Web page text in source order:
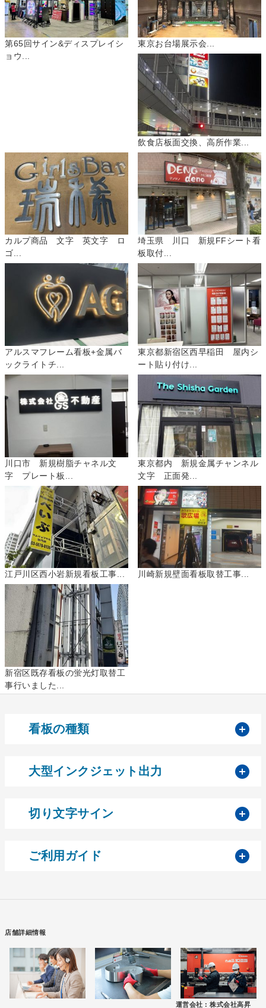
第65回サイン&ディスプレイシ
ョウ...
東京お台場展示会...
飲食店板面交換、高所作業...
カルプ商品 文字 英文字 ロ
ゴ...
埼玉県 川口 新規FFシート看
板取付...
アルスマフレーム看板+金属バ
ックライトチ...
東京都新宿区西早稲田 屋内シ
ート貼り付け...
川口市 新規樹脂チャネル文
字 プレート板...
東京都内 新規金属チャンネル
文字 正面発...
江戸川区西小岩新規看板工事... 川崎新規壁面看板取替工事...
新宿区既存看板の蛍光灯取替工
事行いました...
看板の種類
大型インクジェット出力
切り文字サイン
ご利用ガイド
店舗詳細情報
運営会社 : 株式会社高昇